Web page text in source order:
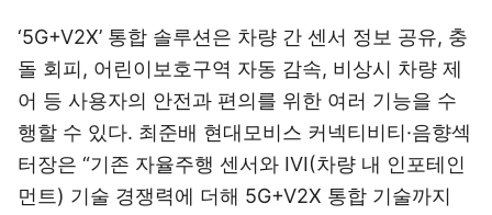
‘5G+V2X’ 통합 솔루션은 차량 간 센서 정보 공유, 충
돌 회피, 어린이보호구역 자동 감속, 비상시 차량 제
어 등 사용자의 안전과 편의를 위한 여러 기능을 수
행할 수 있다. 최준배 현대모비스 커넥티비티·음향섹
터장은 “기존 자율주행 센서와 IVI(차량 내 인포테인
먼트) 기술 경쟁력에 더해 5G+V2X 통합 기술까지